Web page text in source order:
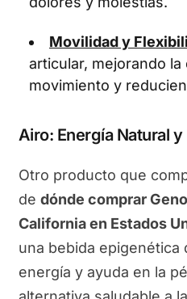
Movilidad y
articular, mejorando la
movimiento y
Airo: Energía Natural
Otro producto que
de dónde comprar
California en Estados
una bebida epigenética
energía y ayuda en la